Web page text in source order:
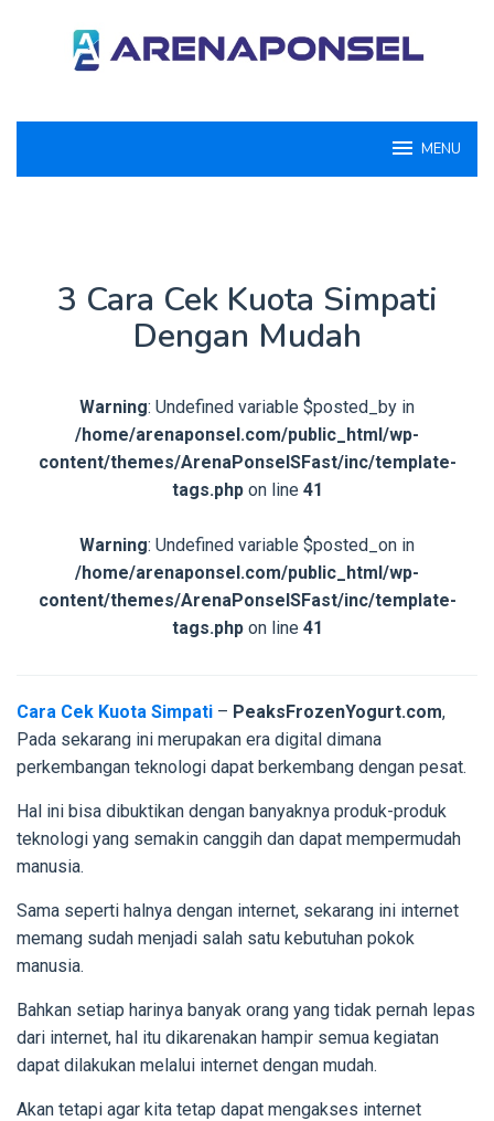
MENU
3 Cara Cek Kuota Simpati
Dengan Mudah
Warning: Undefined variable $posted_by in
/home/arenaponsel.com/public_html/wp-
content/themes/ArenaPonselSFast/inc/template-
tags.phpon line 41
Warning: Undefined variable $posted_on in
/home/arenaponsel.com/public_html/wp-
content/themes/ArenaPonselSFast/inc/template-
tags.phpon line 41
Cara Cek Kuota Simpati – PeaksFrozenYogurt.com,
Pada sekarang ini merupakan era digital dimana
perkembangan teknologi dapat berkembang dengan pesat.
Hal ini bisa dibuktikan dengan banyaknya produk-produk
teknologi yang semakin canggih dan dapat mempermudah
manusia.
Sama seperti halnya dengan internet, sekarang ini internet
memang sudah menjadi salah satu kebutuhan pokok
manusia.
Bahkan setiap harinya banyak orang yang tidak pernah lepas
dari internet, hal itu dikarenakan hampir semua kegiatan
dapat dilakukan melalui internet dengan mudah.
Akan tetapi agar kita tetap dapat mengakses internet